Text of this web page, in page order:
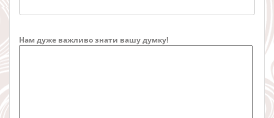
Нам дуже важливо знати вашу думку!